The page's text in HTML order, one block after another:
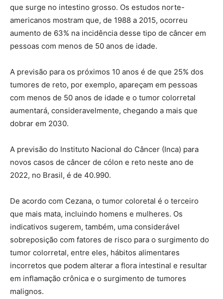
que surge no intestino grosso. Os estudos norte-
americanos mostram que, de 1988 a 2015, ocorreu
aumento de 63% na incidência desse tipo de câncer em
pessoas com menos de 50 anos de idade.
A previsão para os próximos 10 anos é de que 25% dos
tumores de reto, por exemplo, apareçam em pessoas
com menos de 50 anos de idade e o tumor colorretal
aumentará, consideravelmente, chegando a mais que
dobrar em 2030.
A previsão do Instituto Nacional do Câncer (Inca) para
novos casos de câncer de cólon e reto neste ano de
2022, no Brasil, é de 40.990.
De acordo com Cezana, o tumor coloretal é o terceiro
que mais mata, incluindo homens e mulheres. Os
indicativos sugerem, também, uma considerável
sobreposição com fatores de risco para o surgimento do
tumor colorretal, entre eles, hábitos alimentares
incorretos que podem alterar a flora intestinal e resultar
em inflamação crônica e o surgimento de tumores
malignos.